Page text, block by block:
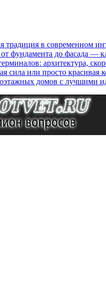
традиция в современном
фундамента до фасада —
архитектура,
сила или просто красивая
домов с лучшими